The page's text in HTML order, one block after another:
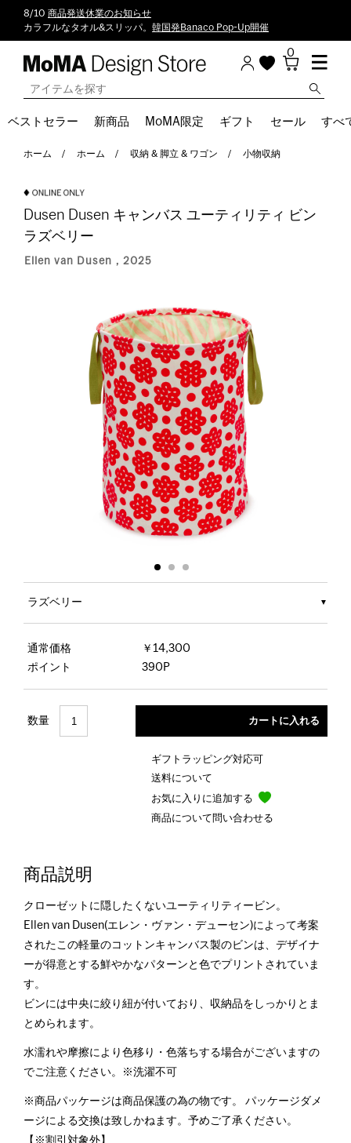
8/10 商品発送休業のお知らせ
カラフルなタオル&スリッパ。 韓国発Banaco Pop-Up開催
0
ベストセラー 新商品 MoMA限定 ギフト セール すべ
ホーム ホーム 収納 & 脚立 & ワゴン 小物収納
Dusen Dusen キャンバス ユーティリティ ビン
ラズベリー
Ellen van Dusen，2025
ラズベリー
通常価格
￥14,300
ポイント
390P
数量
ギフトラッピング対応可
送料について
お気に入りに追加する
商品について問い合わせる
商品説明
クローゼットに隠したくないユーティリティービン。
Ellen van Dusen(エレン・ヴァン・デューセン)によって考案
されたこの軽量のコットンキャンバス製のビンは、デザイナ
ーが得意とする鮮やかなパターンと色でプリントされていま
す。
ビンには中央に絞り紐が付いており、収納品をしっかりとま
とめられます。
水濡れや摩擦により色移り・色落ちする場合がございますの
でご注意ください。※洗濯不可
※商品パッケージは商品保護の為の物です。 パッケージダメ
ージによる交換は致しかねます。予めご了承ください。
【※割引対象外】